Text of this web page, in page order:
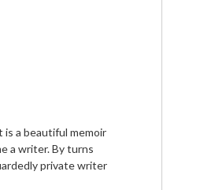
a writer. By turns
private writer